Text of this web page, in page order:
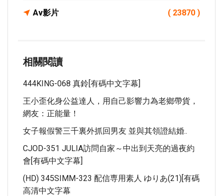
Av影片 ( 23870 )
相關閱讀
444KING-068 真鈴[有碼中文字幕]
王小歪化身公益達人，用自己影響力為老鄉帶貨，
網友：正能量！
女子報假警三千裏外抓回男友 並與其領證結婚..
CJOD-351 JULIA訪問自家～中出到天亮的過夜約
會[有碼中文字幕]
(HD) 345SIMM-323 配信専用素人 ゆりあ(21)[有碼
高清中文字幕